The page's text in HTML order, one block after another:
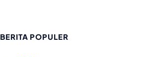
BERITA POPULER